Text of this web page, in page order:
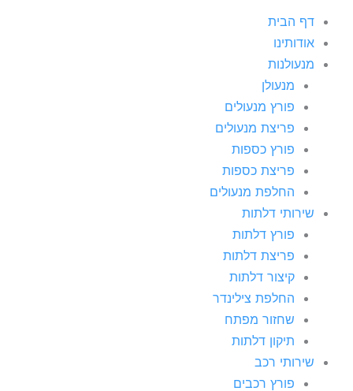
דף הבית
אודותינו
מנעולנות
מנעולן
פורץ מנעולים
פריצת מנעולים
פורץ כספות
פריצת כספות
החלפת מנעולים
שירותי דלתות
פורץ דלתות
פריצת דלתות
קיצור דלתות
החלפת צילינדר
שחזור מפתח
תיקון דלתות
שירותי רכב
פורץ רכבים